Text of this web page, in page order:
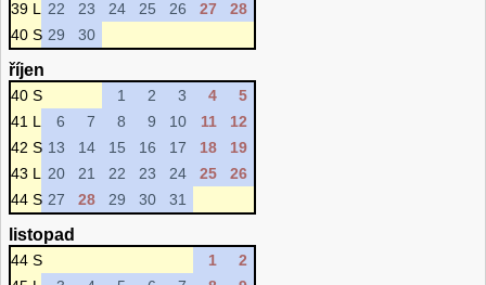
39 L
22 23 24 25 26 27
28
40 S 29 30
říjen
40 S 1 2 3 4
5
41 L
6 7 8 9 10 11
12
42 S 13 14 15 16 17 18
19
43 L
20 21 22 23 24 25
26
44 S 27 28 29 30 31
listopad
44 S 1
2